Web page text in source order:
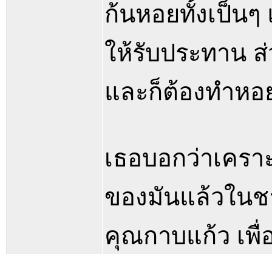
ก้นหอยทั้งเป็น
ให้รับประทาน
และก็ต้องทำหอ
เธอบอกว่าเคร
ของมันแล้วใน
คุณกาบแก้ว เพื่